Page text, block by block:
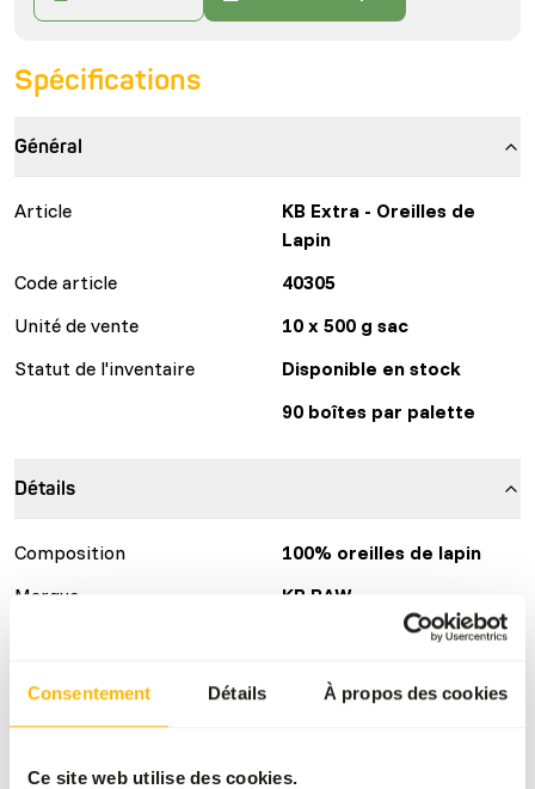
Consentement Détails À propos des cookies
Ce site web utilise des cookies.
Spécifications
Général
Article
KB Extra - Oreilles de
Lapin
Code article
40305
Unité de vente
10 x 500 g sac
Statut de l'inventaire
Disponible en stock
90 boîtes par palette
Détails
Composition
100% oreilles de lapin
Marque
KB RAW
Attention : La variation des sources de protéines est